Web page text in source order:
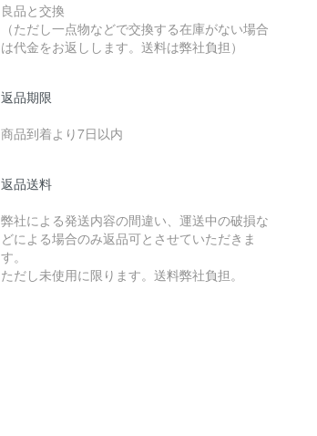
良品と交換
（ただし一点物などで交換する在庫がない場合
は代金をお返しします。送料は弊社負担）
返品期限
商品到着より7日以内
返品送料
弊社による発送内容の間違い、運送中の破損な
どによる場合のみ返品可とさせていただきま
す。
ただし未使用に限ります。送料弊社負担。